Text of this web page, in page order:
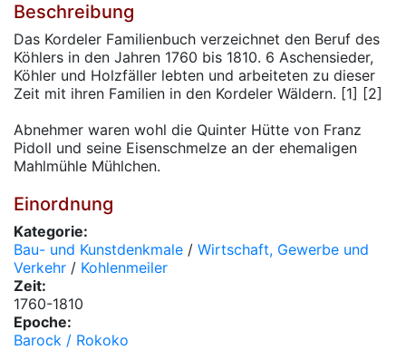
Beschreibung
Das Kordeler Familienbuch verzeichnet den Beruf des
Köhlers in den Jahren 1760 bis 1810. 6 Aschensieder,
Köhler und Holzfäller lebten und arbeiteten zu dieser
Zeit mit ihren Familien in den Kordeler Wäldern. [1] [2]
Abnehmer waren wohl die Quinter Hütte von Franz
Pidoll und seine Eisenschmelze an der ehemaligen
Mahlmühle Mühlchen.
Einordnung
Kategorie:
Bau- und Kunstdenkmale / Wirtschaft, Gewerbe und
Verkehr / Kohlenmeiler
Zeit:
1760-1810
Epoche:
Barock / Rokoko